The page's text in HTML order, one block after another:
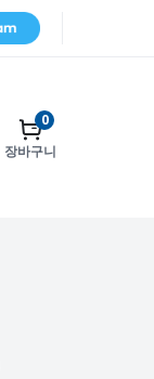
0
장바구니